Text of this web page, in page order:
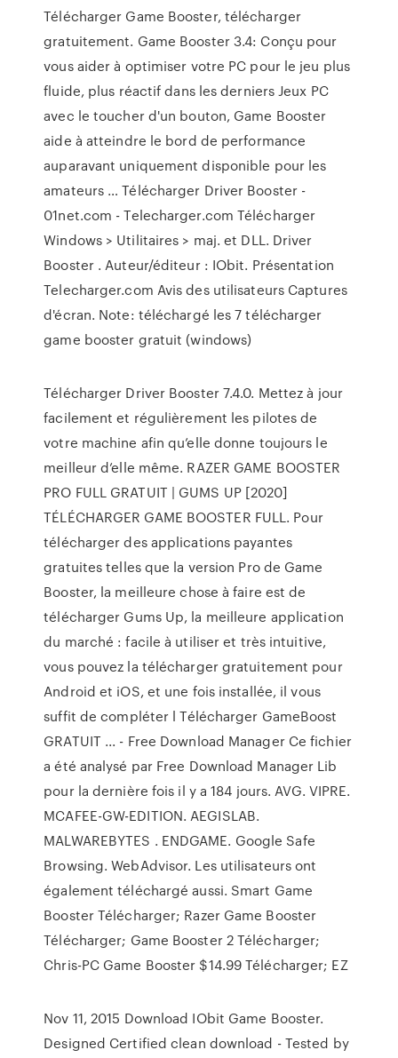
Télécharger Game Booster, télécharger
gratuitement. Game Booster 3.4: Conçu pour
vous aider à optimiser votre PC pour le jeu plus
fluide, plus réactif dans les derniers Jeux PC
avec le toucher d'un bouton, Game Booster
aide à atteindre le bord de performance
auparavant uniquement disponible pour les
amateurs … Télécharger Driver Booster -
01net.com - Telecharger.com Télécharger
Windows > Utilitaires > maj. et DLL. Driver
Booster . Auteur/éditeur : IObit. Présentation
Telecharger.com Avis des utilisateurs Captures
d'écran. Note: téléchargé les 7 télécharger
game booster gratuit (windows)
Télécharger Driver Booster 7.4.0. Mettez à jour
facilement et régulièrement les pilotes de
votre machine afin qu’elle donne toujours le
meilleur d’elle même. RAZER GAME BOOSTER
PRO FULL GRATUIT | GUMS UP [2020]
TÉLÉCHARGER GAME BOOSTER FULL. Pour
télécharger des applications payantes
gratuites telles que la version Pro de Game
Booster, la meilleure chose à faire est de
télécharger Gums Up, la meilleure application
du marché : facile à utiliser et très intuitive,
vous pouvez la télécharger gratuitement pour
Android et iOS, et une fois installée, il vous
suffit de compléter l Télécharger GameBoost
GRATUIT ... - Free Download Manager Ce fichier
a été analysé par Free Download Manager Lib
pour la dernière fois il y a 184 jours. AVG. VIPRE.
MCAFEE-GW-EDITION. AEGISLAB.
MALWAREBYTES . ENDGAME. Google Safe
Browsing. WebAdvisor. Les utilisateurs ont
également téléchargé aussi. Smart Game
Booster Télécharger; Razer Game Booster
Télécharger; Game Booster 2 Télécharger;
Chris-PC Game Booster $14.99 Télécharger; EZ
Nov 11, 2015 Download IObit Game Booster.
Designed Certified clean download - Tested by